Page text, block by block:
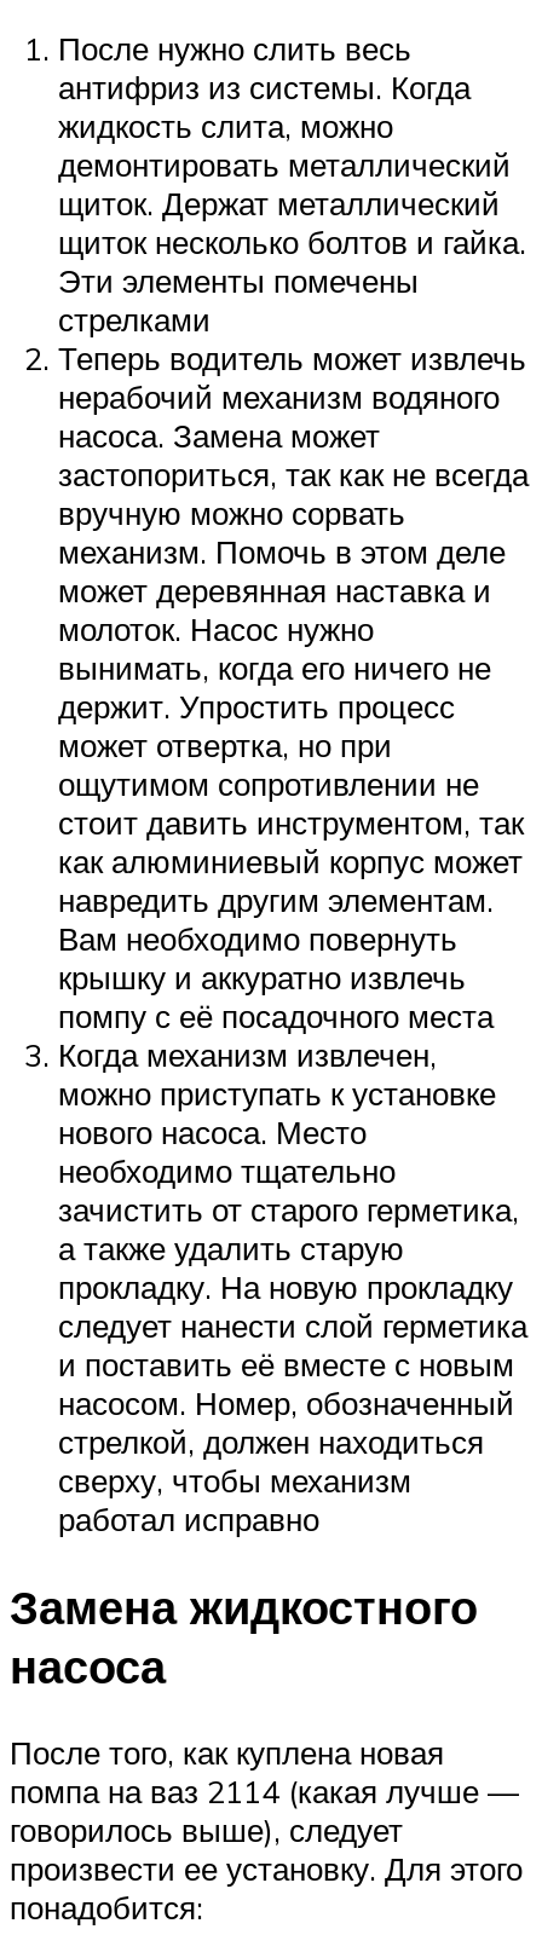
После нужно слить весь
антифриз из системы. Когда
жидкость слита, можно
демонтировать металлический
щиток. Держат металлический
щиток несколько болтов и гайка.
Эти элементы помечены
стрелками
Теперь водитель может извлечь
нерабочий механизм водяного
насоса. Замена может
застопориться, так как не всегда
вручную можно сорвать
механизм. Помочь в этом деле
может деревянная наставка и
молоток. Насос нужно
вынимать, когда его ничего не
держит. Упростить процесс
может отвертка, но при
ощутимом сопротивлении не
стоит давить инструментом, так
как алюминиевый корпус может
навредить другим элементам.
Вам необходимо повернуть
крышку и аккуратно извлечь
помпу с её посадочного места
Когда механизм извлечен,
можно приступать к установке
нового насоса. Место
необходимо тщательно
зачистить от старого герметика,
а также удалить старую
прокладку. На новую прокладку
следует нанести слой герметика
и поставить её вместе с новым
насосом. Номер, обозначенный
стрелкой, должен находиться
сверху, чтобы механизм
работал исправно
Замена жидкостного
насоса
После того, как куплена новая
помпа на ваз 2114 (какая лучше —
говорилось выше), следует
произвести ее установку. Для этого
понадобится: